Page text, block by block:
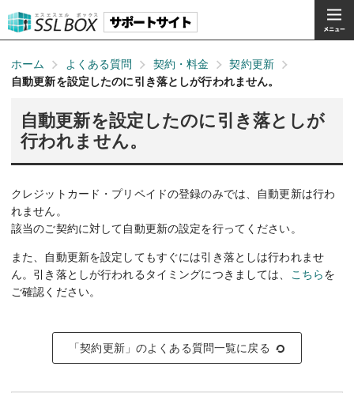
ホーム よくある質問 契約・料金
契約更新
自動更新を設定したのに引き落としが行われません。
自動更新を設定したのに引き落としが
行われません。
クレジットカード・プリペイドの登録のみでは、自動更新は行わ
れません。
該当のご契約に対して自動更新の設定を行ってください。
また、自動更新を設定してもすぐには引き落としは行われませ
ん。引き落としが行われるタイミングにつきましては、
こちらを
ご確認ください。
「契約更新」のよくある質問一覧に戻る